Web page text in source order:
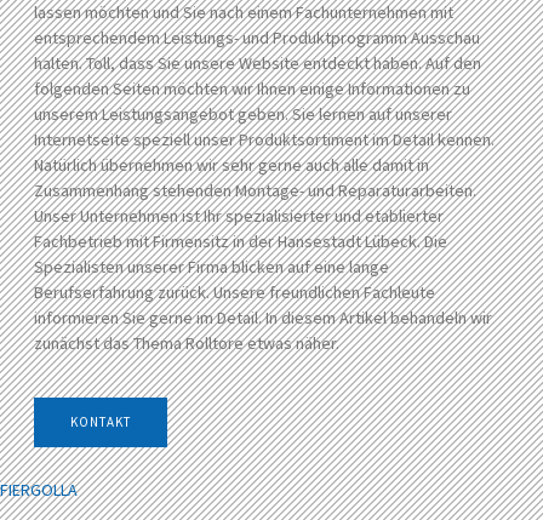
FIERGOLLA
lassen möchten und Sie nach einem Fachunternehmen mit
entsprechendem Leistungs- und Produktprogramm Ausschau
halten. Toll, dass Sie unsere Website entdeckt haben. Auf den
folgenden Seiten möchten wir Ihnen einige Informationen zu
unserem Leistungsangebot geben. Sie lernen auf unserer
Internetseite speziell unser Produktsortiment im Detail kennen.
Natürlich übernehmen wir sehr gerne auch alle damit in
Zusammenhang stehenden Montage- und Reparaturarbeiten.
Unser Unternehmen ist Ihr spezialisierter und etablierter
Fachbetrieb mit Firmensitz in der Hansestadt Lübeck. Die
Spezialisten unserer Firma blicken auf eine lange
Berufserfahrung zurück. Unsere freundlichen Fachleute
informieren Sie gerne im Detail. In diesem Artikel behandeln wir
zunächst das Thema Rolltore etwas näher.
KONTAKT